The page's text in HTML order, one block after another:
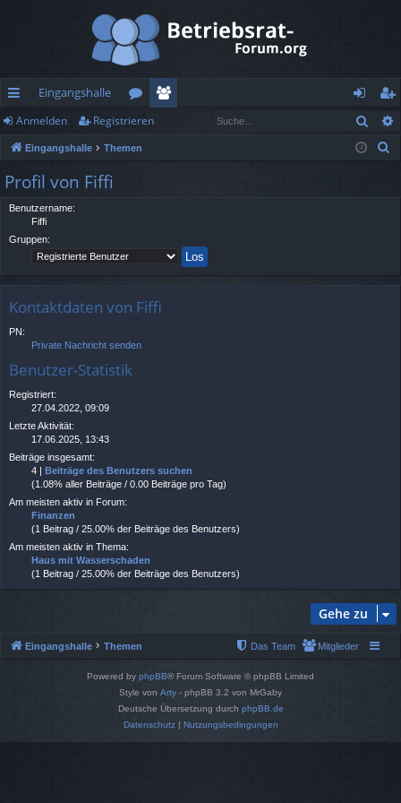
ch
ne
llz
ug
rif
Eingangshalle
or
en
n
m
eg
ist
Anmelden Registrieren
Eingangshalle Themen
Profil von Fiffi
Benutzername:
Fiffi
Gruppen:
Kontaktdaten von Fiffi
PN:
Private Nachricht senden
Benutzer-Statistik
Registriert:
27.04.2022, 09:09
Letzte Aktivität:
17.06.2025, 13:43
Beiträge insgesamt:
4 | Beiträge des Benutzers suchen
(1.08% aller Beiträge / 0.00 Beiträge pro Tag)
Am meisten aktiv in Forum:
Finanzen
(1 Beitrag / 25.00% der Beiträge des Benutzers)
Am meisten aktiv in Thema:
Haus mit Wasserschaden
(1 Beitrag / 25.00% der Beiträge des Benutzers)
Gehe zu
Eingangshalle Themen Mitglieder
Das Team
Powered by phpBB® Forum Software © phpBB Limited
Style von Arty - phpBB 3.2 von MrGaby
Deutsche Übersetzung durch phpBB.de
Datenschutz| Nutzungsbedingungen